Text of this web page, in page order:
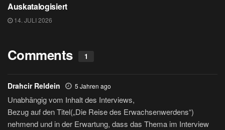
Auskatalogisiert
14. JULI 2026
Comments 1
Drahcir Reldein 5 Jahren ago
Unabhängig vom Inhalt des Interviews,
Bezug auf den Titel(„Die Reise des Erwachsenwerdens“)
nehmend und in der Erwartung, dass das Thema im Interview